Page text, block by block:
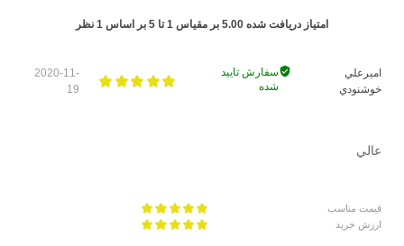
امتیاز دریافت شده 5.00 بر مقیاس 1تا 5 بر اساس 1 نظر
اميرعلي
خوشنودي
سفارش تایید
شده
2020-11-
19
عالي
قیمت مناسب
ارزش خرید